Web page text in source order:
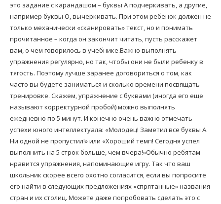
это задание с карандашом – буквы А подчеркивать, а другие,
например буквы О, вычеркивать. При этом ребенок должен не
только механически «сканировать» текст, но и понимать
прочитанное – когда он закончит читать, пусть расскажет
вам, о чем говорилось в учебнике.Важно выполнять
упражнения регулярно, но так, чтобы они не были ребенку в
тягость. Поэтому лучше заранее договориться о том, как
часто вы будете заниматься и сколько времени посвящать
тренировке. Скажем, упражнение с буквами (иногда его еще
называют корректурной пробой) можно выполнять
ежедневно по 5 минут. И конечно очень важно отмечать
успехи юного интеллектуала: «Молодец! Заметил все буквы А.
Ни одной не пропустил!» или «Хороший темп! Сегодня успел
выполнить на 5 строк больше, чем вчера!»Обычно ребятам
нравится упражнения, напоминающие игру. Так что ваш
школьник скорее всего охотно согласится, если вы попросите
его найти в следующих предложениях «спрятанные» названия
стран и их столиц. Можете даже попробовать сделать это с